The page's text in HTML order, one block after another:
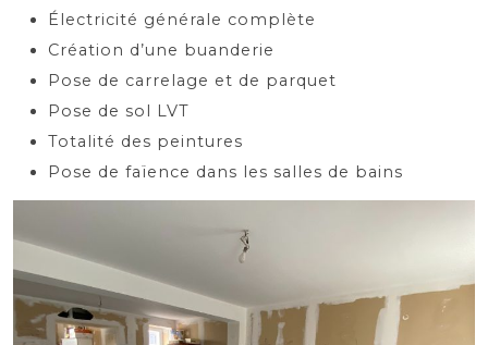
Électricité générale complète
Création d’une buanderie
Pose de carrelage et de parquet
Pose de sol LVT
Totalité des peintures
Pose de faïence dans les salles de bains